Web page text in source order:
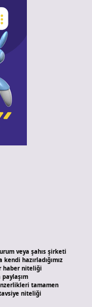
veya şahıs şirketi
hazırladığımız
haber niteliği
tamamen
niteliği